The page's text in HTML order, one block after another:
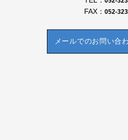
FAX： 052-
メールでのお問い合